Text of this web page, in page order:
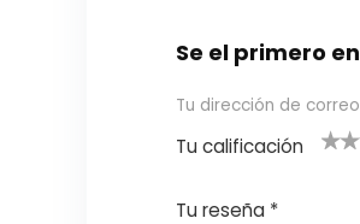
Se el primero
Tu dirección de
Tu calificación
Tu reseña *